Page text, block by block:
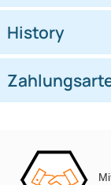
Ähnliche Produkte
Frage zum Artikel
passende